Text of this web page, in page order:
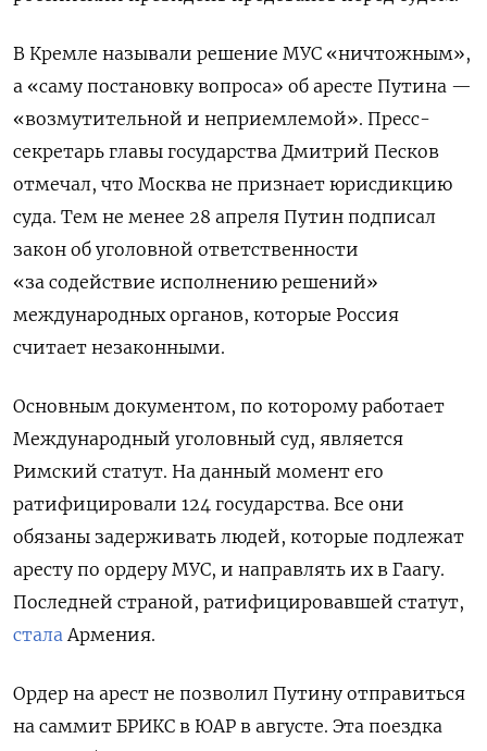
В Кремле называли решение МУС «ничтожным»,
а «саму постановку вопроса» об аресте Путина —
«возмутительной и неприемлемой». Пресс-
секретарь главы государства Дмитрий Песков
отмечал, что Москва не признает юрисдикцию
суда. Тем не менее 28 апреля Путин подписал
закон об уголовной ответственности
«за содействие исполнению решений»
международных органов, которые Россия
считает незаконными.
Основным документом, по которому работает
Международный уголовный суд, является
Римский статут. На данный момент его
ратифицировали 124 государства. Все они
обязаны задерживать людей, которые подлежат
аресту по ордеру МУС, и направлять их в Гаагу.
Последней страной, ратифицировавшей статут,
сталаАрмения.
Ордер на арест не позволил Путину отправиться
на саммит БРИКС в ЮАР в августе. Эта поездка